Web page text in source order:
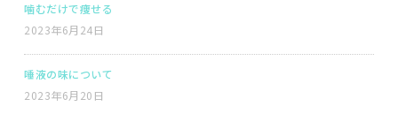
噛むだけで痩せる
2023年6月24日
唾液の味について
2023年6月20日